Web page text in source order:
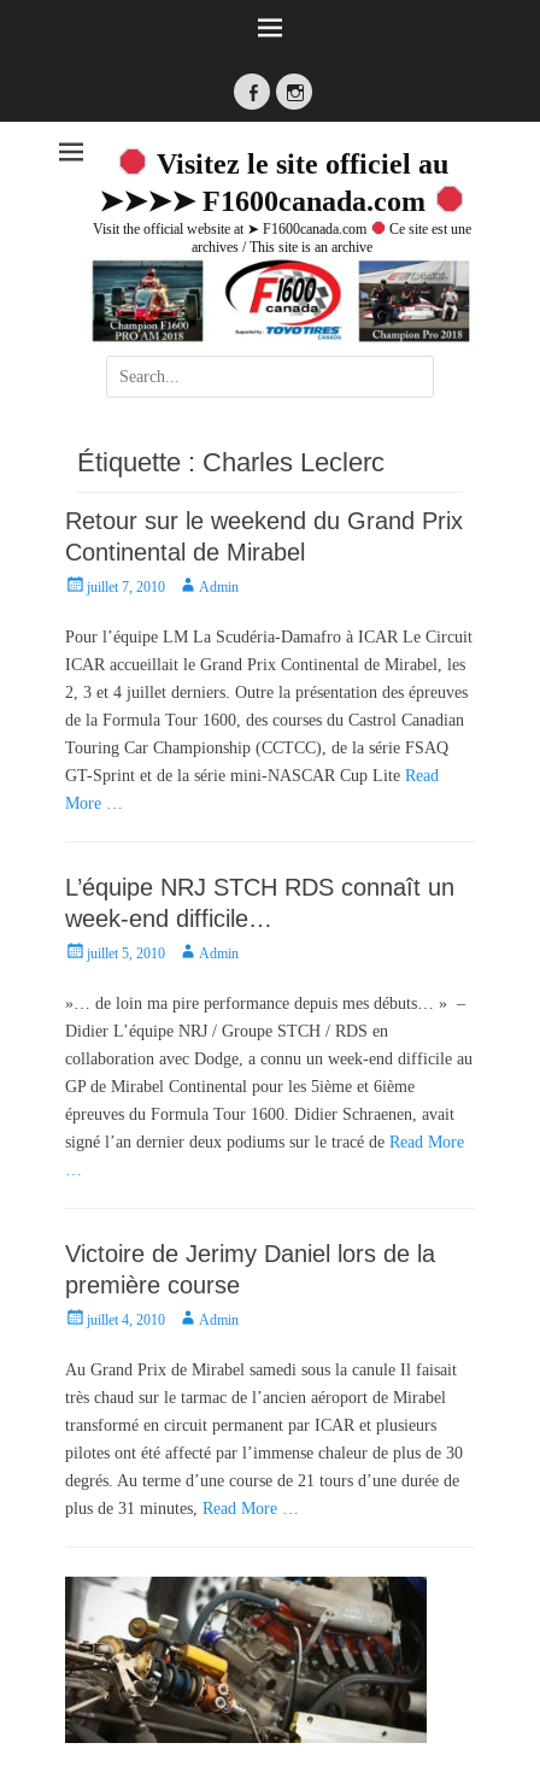
FacebookInstagram
Visitez le site officiel au
➤➤➤➤ F1600canada.com
Visit the official website at ➤ F1600canada.com
Ce site est une
archives / This site is an archive
Search
for:
Étiquette : Charles Leclerc
Retour sur le weekend du Grand Prix
Continental de Mirabel
P
s
t
o
n
juillet 7, 2010
A
t
h
Admin
Pour l’équipe LM La Scudéria-Damafro à ICAR Le Circuit
ICAR accueillait le Grand Prix Continental de Mirabel, les
2, 3 et 4 juillet derniers. Outre la présentation des épreuves
de la Formula Tour 1600, des courses du Castrol Canadian
Touring Car Championship (CCTCC), de la série FSAQ
GT-Sprint et de la série mini-NASCAR Cup Lite Read
More …
L’équipe NRJ STCH RDS connaît un
week-end difficile…
P
s
t
o
n
juillet 5, 2010
A
t
h
Admin
»… de loin ma pire performance depuis mes débuts… » –
Didier L’équipe NRJ / Groupe STCH / RDS en
collaboration avec Dodge, a connu un week-end difficile au
GP de Mirabel Continental pour les 5ième et 6ième
épreuves du Formula Tour 1600. Didier Schraenen, avait
signé l’an dernier deux podiums sur le tracé de Read More
Victoire de Jerimy Daniel lors de la
première course
P
s
t
o
n
juillet 4, 2010
A
t
h
Admin
Au Grand Prix de Mirabel samedi sous la canule Il faisait
très chaud sur le tarmac de l’ancien aéroport de Mirabel
transformé en circuit permanent par ICAR et plusieurs
pilotes ont été affecté par l’immense chaleur de plus de 30
degrés. Au terme d’une course de 21 tours d’une durée de
plus de 31 minutes, Read More …